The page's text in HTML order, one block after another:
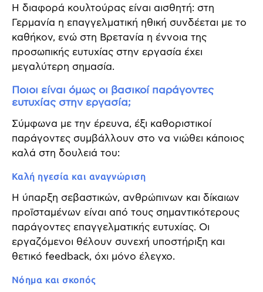
Η διαφορά κουλτούρας είναι αισθητή: στη
Γερμανία η επαγγελματική ηθική συνδέεται με το
καθήκον, ενώ στη Βρετανία η έννοια της
προσωπικής ευτυχίας στην εργασία έχει
μεγαλύτερη σημασία.
Ποιοι είναι όμως οι βασικοί παράγοντες
ευτυχίας στην εργασία;
Σύμφωνα με την έρευνα, έξι καθοριστικοί
παράγοντες συμβάλλουν στο να νιώθει κάποιος
καλά στη δουλειά του:
Καλή ηγεσία και αναγνώριση
Η ύπαρξη σεβαστικών, ανθρώπινων και δίκαιων
προϊσταμένων είναι από τους σημαντικότερους
παράγοντες επαγγελματικής ευτυχίας. Οι
εργαζόμενοι θέλουν συνεχή υποστήριξη και
θετικό feedback, όχι μόνο έλεγχο.
Νόημα και σκοπός